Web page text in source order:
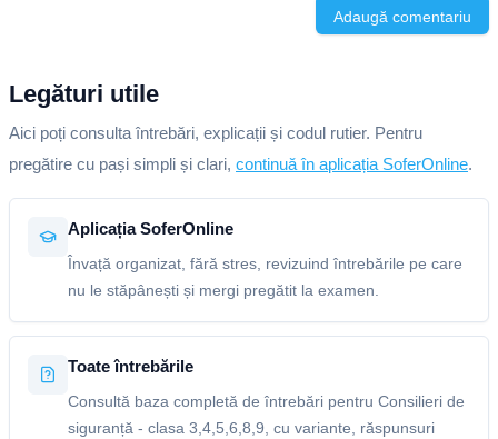
Adaugă comentariu
Legături utile
Aici poți consulta întrebări, explicații și codul rutier. Pentru
pregătire cu pași simpli și clari, continuă în aplicația SoferOnline.
Aplicația SoferOnline
Învață organizat, fără stres, revizuind întrebările pe care
nu le stăpânești și mergi pregătit la examen.
Toate întrebările
Consultă baza completă de întrebări pentru Consilieri de
siguranță - clasa 3,4,5,6,8,9, cu variante, răspunsuri